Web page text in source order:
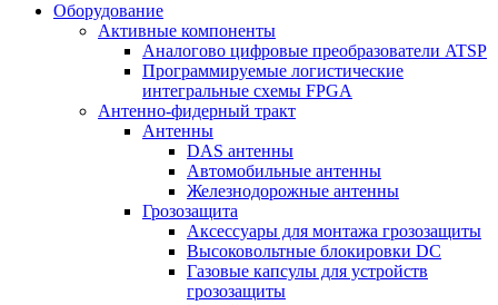
Оборудование
Активные компоненты
Аналогово цифровые преобразователи ATSP
Программируемые логистические
интегральные схемы FPGA
Антенно-фидерный тракт
Антенны
DAS антенны
Автомобильные антенны
Железнодорожные антенны
Грозозащита
Аксессуары для монтажа грозозащиты
Высоковольтные блокировки DC
Газовые капсулы для устройств
грозозащиты